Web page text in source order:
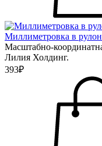
Миллиметровка в
Масштабно-
Лилия Холдинг.
393₽